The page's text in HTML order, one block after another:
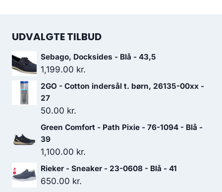
UDVALGTE TILBUD
Sebago, Docksides - Blå - 43,5
1,199.00 kr.
2GO - Cotton indersål t. børn, 26135-00xx -
27
50.00 kr.
Green Comfort - Path Pixie - 76-1094 - Blå -
39
1,100.00 kr.
Rieker - Sneaker - 23-0608 - Blå - 41
650.00 kr.